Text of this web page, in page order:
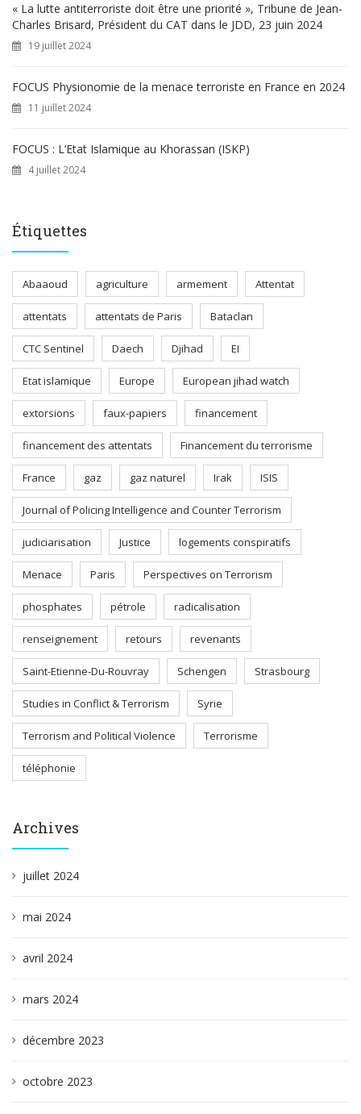
« La lutte antiterroriste doit être une priorité », Tribune de Jean-
Charles Brisard, Président du CAT dans le JDD, 23 juin 2024
19 juillet 2024
FOCUS Physionomie de la menace terroriste en France en 2024
11 juillet 2024
FOCUS : L’Etat Islamique au Khorassan (ISKP)
4 juillet 2024
Étiquettes
Abaaoud agriculture armement Attentat
attentats attentats de Paris Bataclan
CTC Sentinel Daech Djihad EI
Etat islamique Europe European jihad watch
extorsions faux-papiers financement
financement des attentats Financement du terrorisme
France gaz gaz naturel Irak ISIS
Journal of Policing Intelligence and Counter Terrorism
judiciarisation Justice logements conspiratifs
Menace Paris Perspectives on Terrorism
phosphates pétrole radicalisation
renseignement retours revenants
Saint-Etienne-Du-Rouvray Schengen Strasbourg
Studies in Conflict & Terrorism Syrie
Terrorism and Political Violence Terrorisme
téléphonie
Archives
juillet 2024
mai 2024
avril 2024
mars 2024
décembre 2023
octobre 2023